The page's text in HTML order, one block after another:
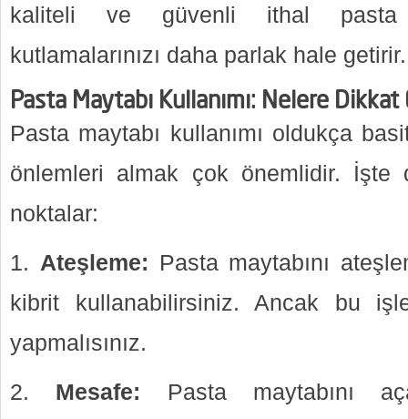
kaliteli ve güvenli ithal pasta
kutlamalarınızı daha parlak hale getirir.
Pasta Maytabı Kullanımı: Nelere
Pasta maytabı kullanımı oldukça
önlemleri almak çok önemlidir. İşte
noktalar:
Ateşleme: Pasta maytabını
kibrit kullanabilirsiniz. Ancak bu
yapmalısınız.
Mesafe: Pasta maytabını